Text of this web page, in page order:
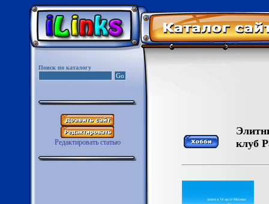
Поиск по каталогу
Редактировать статью
клуб